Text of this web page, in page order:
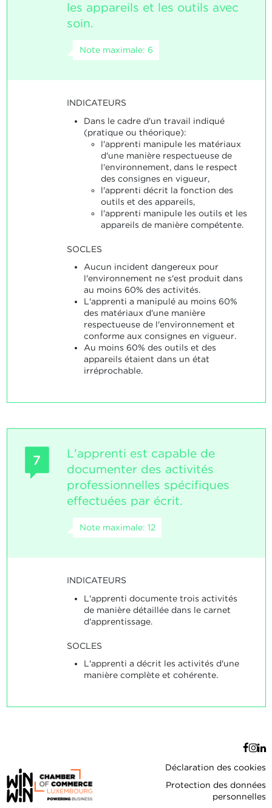
les appareils et les outils avec
soin.
Note maximale: 6
INDICATEURS
Dans le cadre d'un travail indiqué
(pratique ou théorique):
l'apprenti manipule les matériaux
d'une manière respectueuse de
l'environnement, dans le respect
des consignes en vigueur,
l'apprenti décrit la fonction des
outils et des appareils,
l'apprenti manipule les outils et les
appareils de manière compétente.
SOCLES
Aucun incident dangereux pour
l'environnement ne s'est produit dans
au moins 60% des activités.
L'apprenti a manipulé au moins 60%
des matériaux d'une manière
respectueuse de l'environnement et
conforme aux consignes en vigueur.
Au moins 60% des outils et des
appareils étaient dans un état
irréprochable.
7
L'apprenti est capable de
documenter des activités
professionnelles spécifiques
effectuées par écrit.
Note maximale: 12
INDICATEURS
L'apprenti documente trois activités
de manière détaillée dans le carnet
d'apprentissage.
SOCLES
L'apprenti a décrit les activités d'une
manière complète et cohérente.
Déclaration des cookies
Protection des données
personnelles